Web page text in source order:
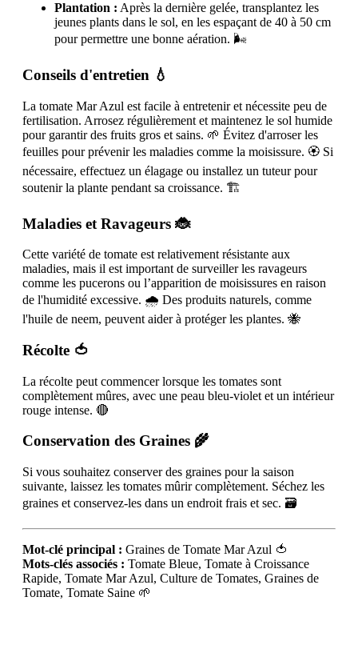
Plantation : Après la dernière gelée, transplantez les
jeunes plants dans le sol, en les espaçant de 40 à 50 cm
pour permettre une bonne aération. 🌬️
Conseils d'entretien 💧
La tomate Mar Azul est facile à entretenir et nécessite peu de
fertilisation. Arrosez régulièrement et maintenez le sol humide
pour garantir des fruits gros et sains. 🌱 Évitez d'arroser les
feuilles pour prévenir les maladies comme la moisissure. 🏵️ Si
nécessaire, effectuez un élagage ou installez un tuteur pour
soutenir la plante pendant sa croissance. 🏗️
Maladies et Ravageurs 🐞
Cette variété de tomate est relativement résistante aux
maladies, mais il est important de surveiller les ravageurs
comme les pucerons ou l’apparition de moisissures en raison
de l'humidité excessive. 🌧️ Des produits naturels, comme
l'huile de neem, peuvent aider à protéger les plantes. 🐝
Récolte 🍅
La récolte peut commencer lorsque les tomates sont
complètement mûres, avec une peau bleu-violet et un intérieur
rouge intense. 🔴
Conservation des Graines 🌾
Si vous souhaitez conserver des graines pour la saison
suivante, laissez les tomates mûrir complètement. Séchez les
graines et conservez-les dans un endroit frais et sec. 🗃️
Mot-clé principal : Graines de Tomate Mar Azul 🍅
Mots-clés associés : Tomate Bleue, Tomate à Croissance
Rapide, Tomate Mar Azul, Culture de Tomates, Graines de
Tomate, Tomate Saine 🌱